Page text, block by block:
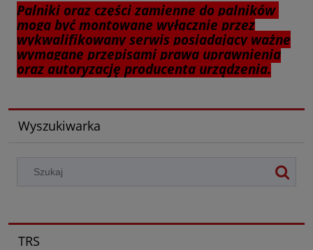
Palniki oraz części zamienne do palników
mogą być montowane wyłącznie przez
wykwalifikowany serwis posiadający ważne
wymagane przepisami prawa uprawnienia
oraz autoryzację producenta urządzenia.
Wyszukiwarka
TRS